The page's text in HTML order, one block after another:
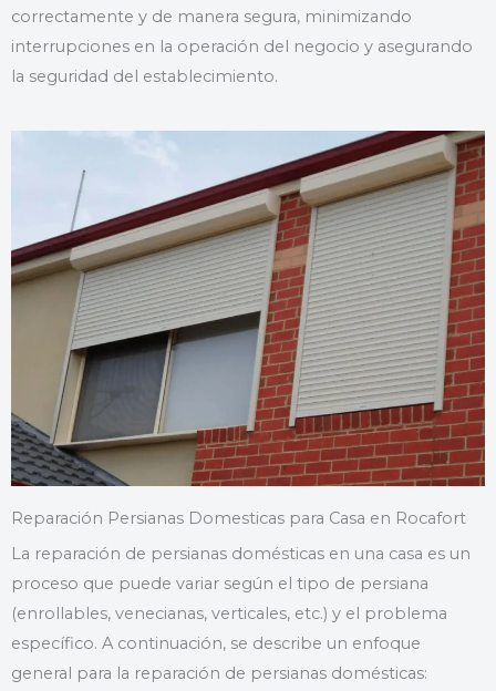
correctamente y de manera segura, minimizando
interrupciones en la operación del negocio y asegurando
la seguridad del establecimiento.
Reparación Persianas Domesticas para Casa en Rocafort
La reparación de persianas domésticas en una casa es un
proceso que puede variar según el tipo de persiana
(enrollables, venecianas, verticales, etc.) y el problema
específico. A continuación, se describe un enfoque
general para la reparación de persianas domésticas: